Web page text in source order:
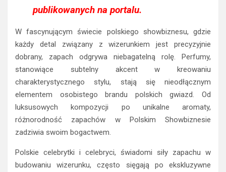
publikowanych na portalu.
W fascynującym świecie polskiego showbiznesu, gdzie
każdy detal związany z wizerunkiem jest precyzyjnie
dobrany, zapach odgrywa niebagatelną rolę. Perfumy,
stanowiące subtelny akcent w kreowaniu
charakterystycznego stylu, stają się nieodłącznym
elementem osobistego brandu polskich gwiazd. Od
luksusowych kompozycji po unikalne aromaty,
różnorodność zapachów w Polskim Showbiznesie
zadziwia swoim bogactwem.
Polskie celebrytki i celebryci, świadomi siły zapachu w
budowaniu wizerunku, często sięgają po ekskluzywne